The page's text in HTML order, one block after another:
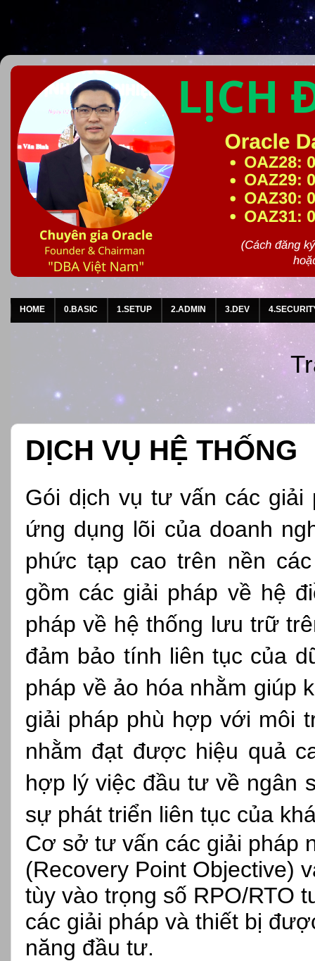
HOME 0.BASIC 1.SETUP 2.ADMIN 3.DEV
DỊCH VỤ HỆ THỐNG
Gói dịch vụ tư vấn các
ứng dụng lõi của doanh
phức tạp cao trên nền
gồm các giải pháp về hệ
pháp về hệ thống lưu trữ
đảm bảo tính liên tục của
pháp về ảo hóa nhằm giúp
giải pháp phù hợp với môi
nhằm đạt được hiệu quả
hợp lý việc đầu tư về ngân
sự phát triển liên tục của
Cơ sở tư vấn các giải pháp
(Recovery Point Objective)
tùy vào trọng số RPO/RTO
các giải pháp và thiết bị
năng đầu tư.